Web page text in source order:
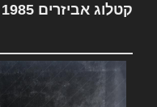
קטלוג אביזרים Jeep 1985